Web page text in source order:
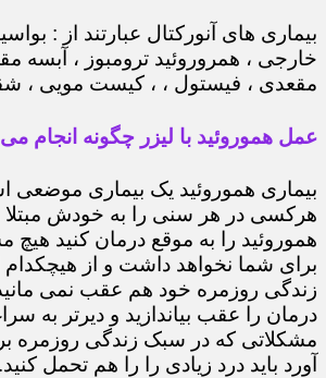
بیماری های آنورکتال عبارتند از :
خارجی ، همروروئید ترومبوز ، آبسه
مقعدی ، فیستول ، ، کیست مویی ،
عمل هموروئید با لیزر چگونه انجام
بیماری هموروئید یک بیماری موضعی
هرکسی در هر سنی را به خودش مبتلا
هموروئید را به موقع درمان کنید هیچ
برای شما نخواهد داشت و از هیچکدام
زندگی روزمره خود هم عقب نمی
درمان را عقب بیاندازید و دیرتر به
مشکلاتی که در سبک زندگی روزمره
آورد باید درد زیادی را را هم تحمل کنید.